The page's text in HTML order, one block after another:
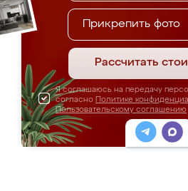
Прикрепить фото
Рассчитать
Я соглашаюсь на передачу
согласно Политике
Пользовательскому соглашению